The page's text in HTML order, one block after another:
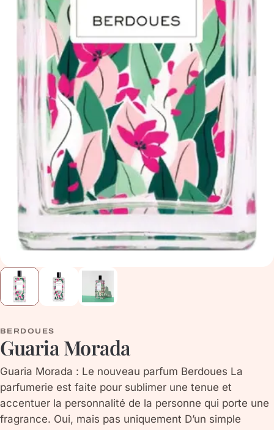
BERDOUES
Guaria Morada
Guaria Morada : Le nouveau parfum Berdoues La
parfumerie est faite pour sublimer une tenue et
accentuer la personnalité de la personne qui porte une
fragrance. Oui, mais pas uniquement D’un simple